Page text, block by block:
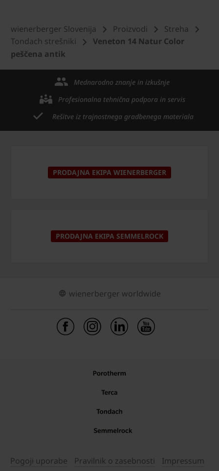
wienerberger Slovenija Proizvodi
Streha
Tondach strešniki
Veneton 14 Natur Color
peščena antik
Mednarodno znanje in izkušnje
Profesionalna tehnična podpora in servis
Rešitve iz trajnostnega gradbenega materiala
PRODAJNA EKIPA WIENERBERGER
PRODAJNA EKIPA SEMMELROCK
wienerberger worldwide
Pogoji uporabe Pravilnik o zasebnosti Impressum